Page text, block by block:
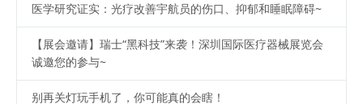
医学研究证实：光疗改善宇航员的伤口、抑郁和睡眠障碍~
【展会邀请】瑞士“黑科技”来袭！深圳国际医疗器械展览会
诚邀您的参与~
别再关灯玩手机了，你可能真的会瞎！